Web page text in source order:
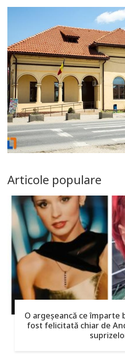
Articole populare
O argeşeancă ce împarte
fost felicitată chiar de